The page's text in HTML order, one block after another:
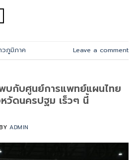
วภูมิภาค Leave a comment
บกับศูนย์การแพทย์แผนไทย
วัดนครปฐม เร็วๆ นี้
ADMIN